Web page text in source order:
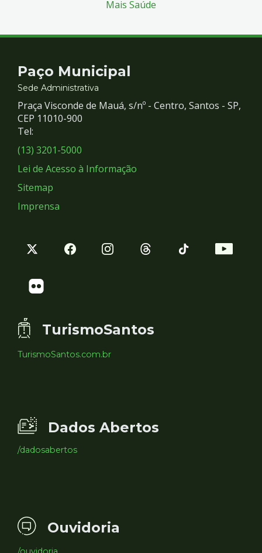
Mais Saúde
Contato
e
Redes
Sociais
Paço Municipal
Sede Administrativa
Praça Visconde de Mauá, s/nº - Centro, Santos - SP,
CEP 11010-900
Tel:
(13) 3201-5000
Lei de Acesso à Informação
Sitemap
Imprensa
TurismoSantos
TurismoSantos.com.br
Dados Abertos
/dadosabertos
Ouvidoria